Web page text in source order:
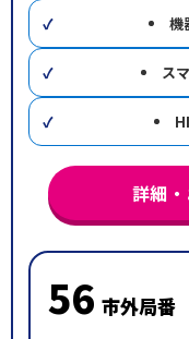
機
ス
詳細
56 市外局番